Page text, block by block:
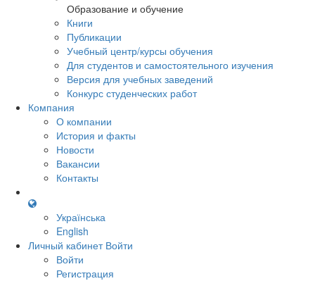
Образование и обучение
Книги
Публикации
Учебный центр/курсы обучения
Для студентов и самостоятельного изучения
Версия для учебных заведений
Конкурс студенческих работ
Компания
О компании
История и факты
Новости
Вакансии
Контакты
Українська
English
Личный кабинет Войти
Войти
Регистрация